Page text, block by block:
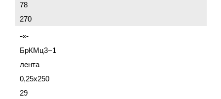
78
270
-«-
БрКМц3−1
лента
0,25x250
29